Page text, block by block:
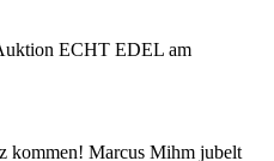
ECHT EDEL am
kommen! Marcus Mihm jubelt